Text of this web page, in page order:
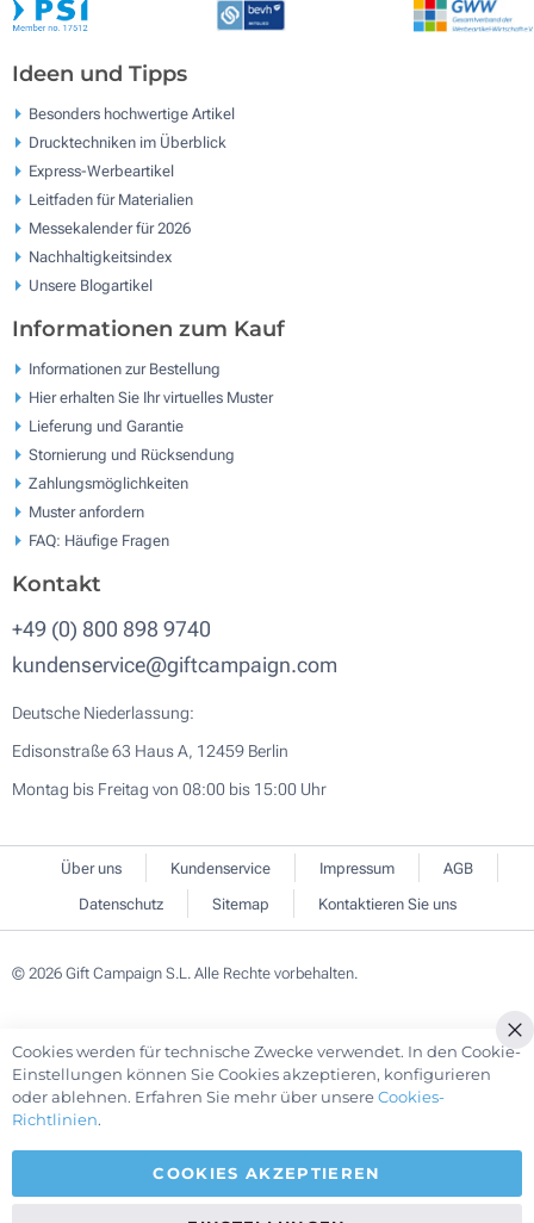
Ideen und Tipps
Besonders hochwertige Artikel
Drucktechniken im Überblick
Express-Werbeartikel
Leitfaden für Materialien
Messekalender für 2026
Nachhaltigkeitsindex
Unsere Blogartikel
Informationen zum Kauf
Informationen zur Bestellung
Hier erhalten Sie Ihr virtuelles Muster
Lieferung und Garantie
Stornierung und Rücksendung
Zahlungsmöglichkeiten
Muster anfordern
FAQ: Häufige Fragen
Kontakt
+49 (0) 800 898 9740
kundenservice@giftcampaign.com
Deutsche Niederlassung:
Edisonstraße 63 Haus A, 12459 Berlin
Montag bis Freitag von 08:00 bis 15:00 Uhr
Über uns Kundenservice Impressum
AGB
Datenschutz
Sitemap Kontaktieren Sie uns
© 2026 Gift Campaign S.L. Alle Rechte vorbehalten.
Cookies werden für technische Zwecke verwendet. In den Cookie-
Einstellungen können Sie Cookies akzeptieren, konfigurieren
oder ablehnen. Erfahren Sie mehr über unsereCookies-
Richtlinien.
COOKIES AKZEPTIEREN